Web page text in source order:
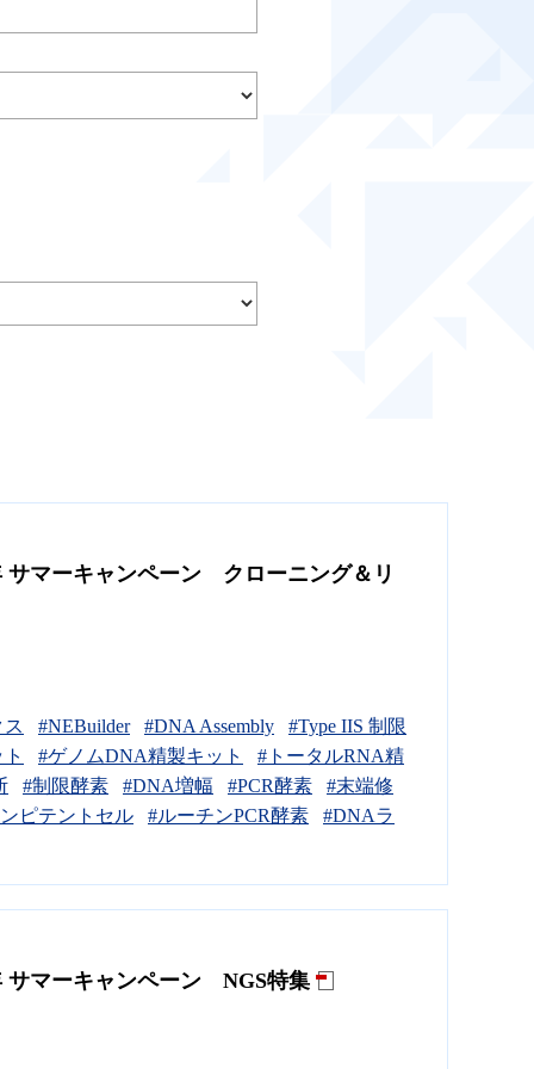
サマーキャンペーン クローニング＆リ
#NEBuilder #DNA Assembly
#Type IIS 制限
#ゲノムDNA精製キット
#トータルRNA精
#制限酵素 #DNA増幅 #PCR酵素
#末端修
ピテントセル
#ルーチンPCR酵素 #DNAラ
サマーキャンペーン NGS特集